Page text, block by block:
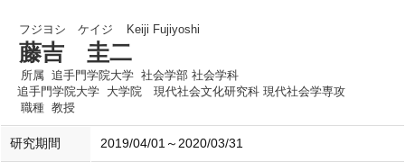
フジヨシ ケイジ Keiji Fujiyoshi
藤吉 圭二
所属 追手門学院大学 社会学部 社会学科
追手門学院大学 大学院 現代社会文化研究科 現代社会学専攻
職種 教授
研究期間 2019/04/01～2020/03/31